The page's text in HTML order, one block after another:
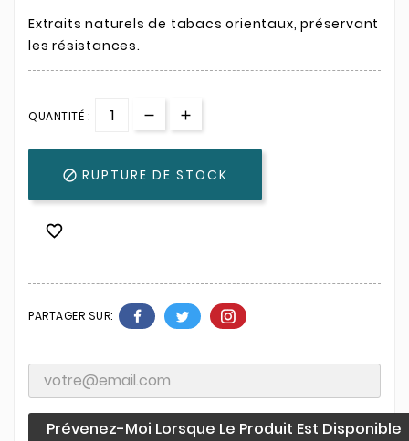
Extraits naturels de tabacs orientaux, préservant
les résistances.
QUANTITÉ :
 RUPTURE DE STOCK

PARTAGER SUR:
Prévenez-Moi Lorsque Le Produit Est Disponible